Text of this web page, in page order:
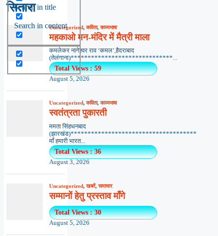
Search in title
Search in content
सितारा